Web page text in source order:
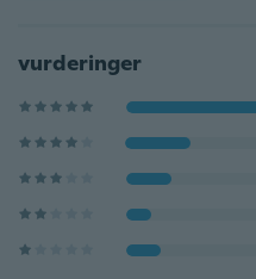
vurderinger